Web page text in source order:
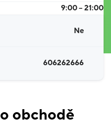
9:00 – 21:00
Ne
606262666
obchodě